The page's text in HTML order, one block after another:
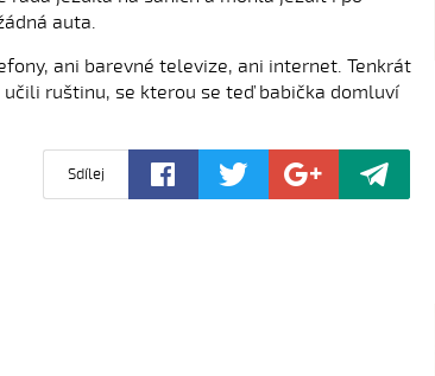
auta.
ani barevné televize, ani internet. Tenkrát
ruštinu, se kterou se teď babička domluví
Sdílej